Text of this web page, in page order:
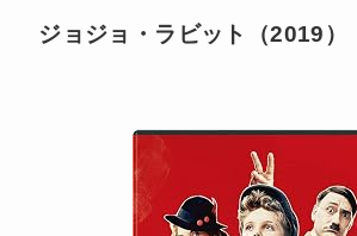
ジョジョ・ラビット（2019）